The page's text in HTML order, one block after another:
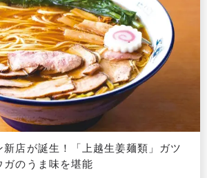
新店が誕生！「上越生姜麺類」ガツ
ガのうま味を堪能